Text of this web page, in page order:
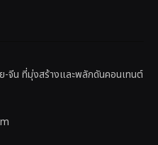
-จีน ที่มุ่งสร้างและพลักดันคอนเทนต์